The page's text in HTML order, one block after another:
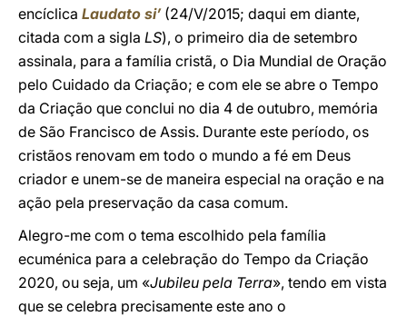
encíclica Laudato si’(24/V/2015; daqui em diante,
citada com a sigla LS), o primeiro dia de setembro
assinala, para a família cristã, o Dia Mundial de Oração
pelo Cuidado da Criação; e com ele se abre o Tempo
da Criação que conclui no dia 4 de outubro, memória
de São Francisco de Assis. Durante este período, os
cristãos renovam em todo o mundo a fé em Deus
criador e unem-se de maneira especial na oração e na
ação pela preservação da casa comum.
Alegro-me com o tema escolhido pela família
ecuménica para a celebração do Tempo da Criação
2020, ou seja, um «Jubileu pela Terra», tendo em vista
que se celebra precisamente este ano o